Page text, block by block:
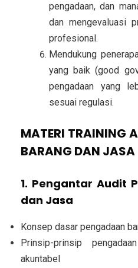
pengadaan, dan
dan mengevaluasi
profesional.
Mendukung
yang baik (good
pengadaan yang
sesuai regulasi.
MATERI TRAINING
BARANG DAN JASA
1. Pengantar Audit
dan Jasa
Konsep dasar pengadaan
Prinsip-prinsip
akuntabel